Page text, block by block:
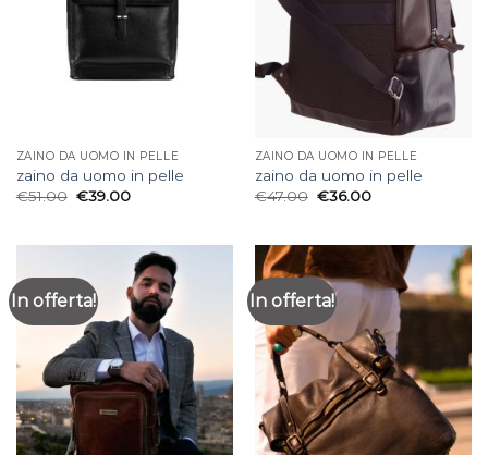
ZAINO DA UOMO IN PELLE
zaino da uomo in pelle
€51.00 €39.00
ZAINO DA UOMO IN PELLE
zaino da uomo in pelle
€47.00 €36.00
In offerta! In offerta!